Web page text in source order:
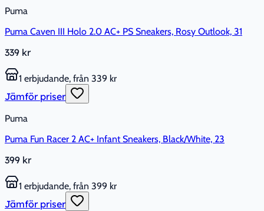
Puma
Puma Caven III Holo 2.0 AC+ PS Sneakers, Rosy Outlook, 31
339 kr
1 erbjudande, från 339 kr
Jämför priser
Puma
Puma Fun Racer 2 AC+ Infant Sneakers, Black/White, 23
399 kr
1 erbjudande, från 399 kr
Jämför priser